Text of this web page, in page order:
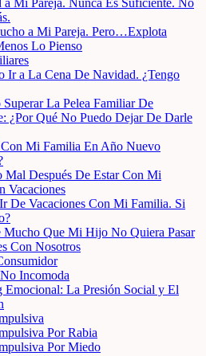
a Mi Pareja. Nunca Es Suficiente. No
a Mi Pareja. Pero…Explota
Lo Pienso
Ir a La Cena De Navidad. ¿Tengo
La Pelea Familiar De
¿Por Qué No Puedo Dejar De Darle
Con Mi Familia En Año Nuevo
Mal Después De Estar Con Mi
Vacaciones
De Vacaciones Con Mi Familia. Si
Mucho Que Mi Hijo No Quiera Pasar
Con Nosotros
Incomoda
Emocional: La Presión Social y El
Por Rabia
Por Miedo